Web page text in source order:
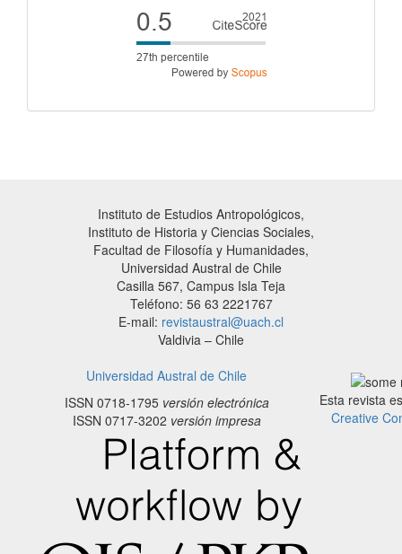
Instituto de Estudios Antropológicos,
Instituto de Historia y Ciencias Sociales,
Facultad de Filosofía y Humanidades,
Universidad Austral de Chile
Casilla 567, Campus Isla Teja
Teléfono: 56 63 2221767
E-mail: revistaustral@uach.cl
Valdivia – Chile
Universidad Austral de Chile
ISSN 0718-1795versión electrónica
ISSN 0717-3202 versión impresa
Esta revista
Creative